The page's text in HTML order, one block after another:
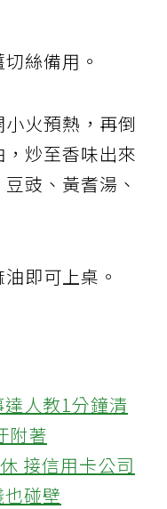
絲備用。
火預熱，再倒
炒至香味出來
豉、黃耆湯、
即可上桌。
人教1分鐘清
附著
接信用卡公司
碰壁